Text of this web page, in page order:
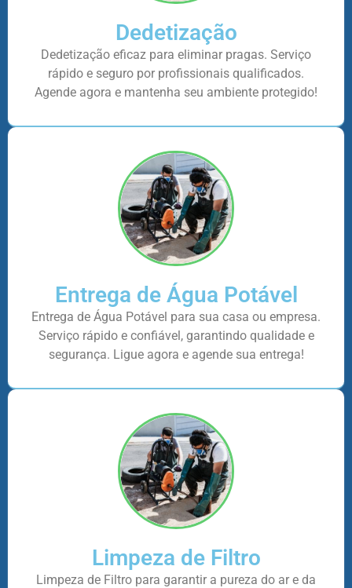
Dedetização
Dedetização eficaz para eliminar pragas. Serviço
rápido e seguro por profissionais qualificados.
Agende agora e mantenha seu ambiente protegido!
Entrega de Água Potável
Entrega de Água Potável para sua casa ou empresa.
Serviço rápido e confiável, garantindo qualidade e
segurança. Ligue agora e agende sua entrega!
Limpeza de Filtro
Limpeza de Filtro para garantir a pureza do ar e da